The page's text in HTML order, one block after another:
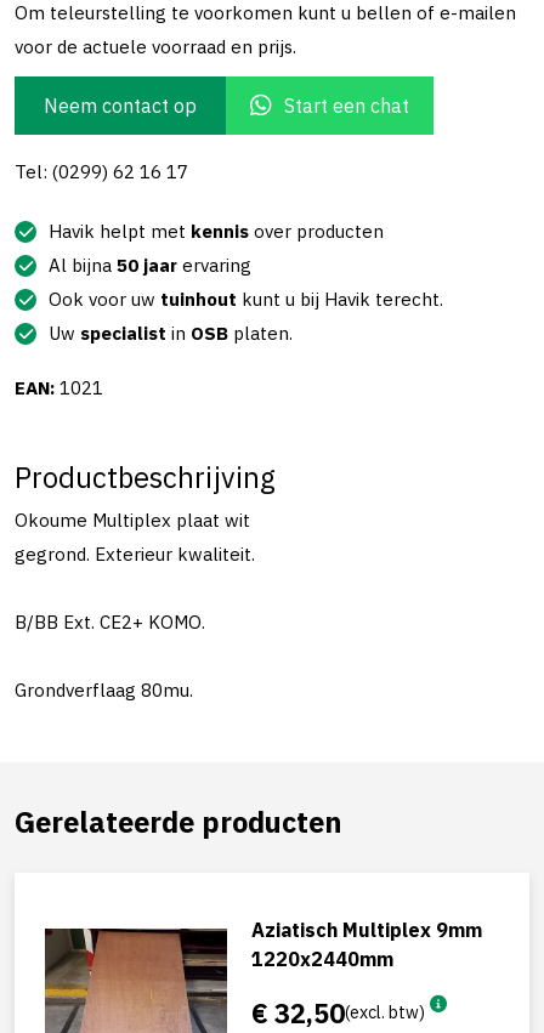
Om teleurstelling te voorkomen kunt u bellen of e-mailen
voor de actuele voorraad en prijs.
Neem contact op Start een chat
Tel: (0299) 62 16 17
Havik helpt met kennis over producten
Al bijna 50 jaar ervaring
Ook voor uw tuinhout kunt u bij Havik terecht.
Uw specialist in OSB platen.
EAN: 1021
Productbeschrijving
Okoume Multiplex plaat wit
gegrond. Exterieur kwaliteit.
B/BB Ext. CE2+ KOMO.
Grondverflaag 80mu.
Gerelateerde producten
Aziatisch Multiplex 9mm
1220x2440mm
€ 32,50(excl. btw)